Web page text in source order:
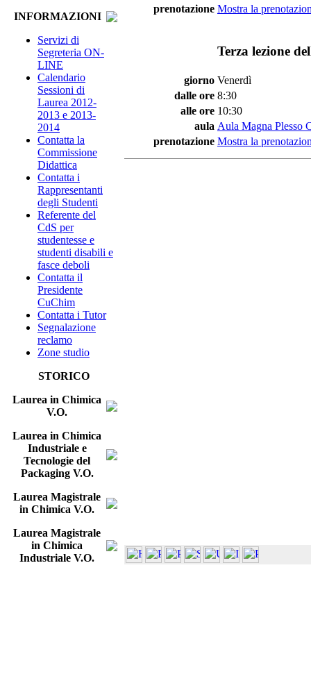
INFORMAZIONI
Servizi di
Segreteria ON-
LINE
Calendario
Sessioni di
Laurea 2012-
2013 e 2013-
2014
Contatta la
Commissione
Didattica
Contatta i
Rappresentanti
degli Studenti
Referente del
CdS per
studentesse e
studenti disabili e
fasce deboli
Contatta il
Presidente
CuChim
Contatta i Tutor
Segnalazione
reclamo
Zone studio
STORICO
Laurea in Chimica
V.O.
Laurea in Chimica
Industriale e
Tecnologie del
Packaging V.O.
Laurea Magistrale
in Chimica V.O.
Laurea Magistrale
in Chimica
Industriale V.O.
prenotazione Mostra la
Terza lezione
giorno Venerdì
dalle ore 8:30
alle ore 10:30
aula Aula Magna Plesso
prenotazione Mostra la